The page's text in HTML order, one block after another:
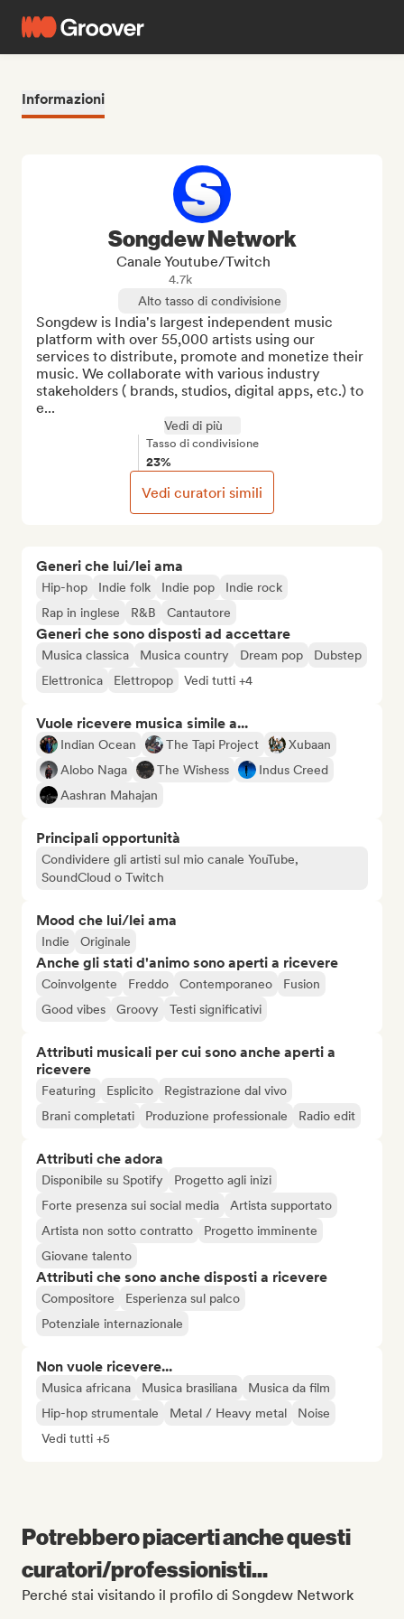
Informazioni
Generi che lui/lei ama
Hip-hop Indie folk Indie pop
Indie rock
Rap in inglese
R&B Cantautore
Generi che sono disposti ad accettare
Musica classica Musica country Dream pop
Dubstep
Elettronica
Elettropop Vedi tutti +4
Vuole ricevere musica simile a...
Indian Ocean The Tapi Project
Xubaan
Alobo Naga
The Wishess
Indus Creed
Aashran Mahajan
Principali opportunità
Condividere gli artisti sul mio canale YouTube,
SoundCloud o Twitch
Mood che lui/lei ama
Indie Originale
Anche gli stati d'animo sono aperti a ricevere
Coinvolgente Freddo Contemporaneo
Fusion
Good vibes
Groovy Testi significativi
Attributi musicali per cui sono anche aperti a
ricevere
Featuring Esplicito
Registrazione dal vivo
Brani completati
Produzione professionale Radio edit
Attributi che adora
Disponibile su Spotify
Progetto agli inizi
Forte presenza sui social media
Artista supportato
Artista non sotto contratto
Progetto imminente
Giovane talento
Attributi che sono anche disposti a ricevere
Compositore
Esperienza sul palco
Potenziale internazionale
Non vuole ricevere...
Musica africana Musica brasiliana
Musica da film
Hip-hop strumentale
Metal / Heavy metal
Noise
Vedi tutti +5
Songdew Network
Canale Youtube/Twitch
4.7k
Alto tasso di condivisione
Songdew is India's largest independent music
platform with over 55,000 artists using our
services to distribute, promote and monetize their
music. We collaborate with various industry
stakeholders ( brands, studios, digital apps, etc.) to
e...
Vedi di più
Tasso di condivisione
23%
Vedi curatori simili
Potrebbero piacerti anche questi
curatori/professionisti...
Perché stai visitando il profilo di Songdew Network